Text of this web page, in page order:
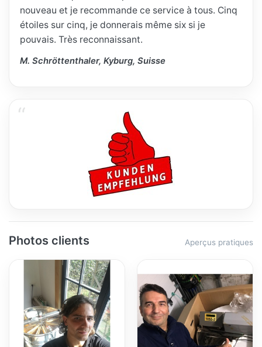
nouveau et je recommande ce service à tous. Cinq
étoiles sur cinq, je donnerais même six si je
pouvais. Très reconnaissant.
M. Schröttenthaler, Kyburg, Suisse
Photos clients Aperçus pratiques